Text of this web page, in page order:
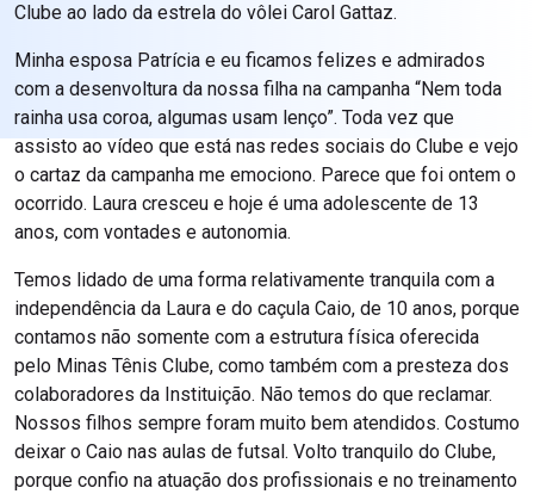
Clube ao lado da estrela do vôlei Carol Gattaz.
Minha esposa Patrícia e eu ficamos felizes e admirados
com a desenvoltura da nossa filha na campanha “Nem toda
rainha usa coroa, algumas usam lenço”. Toda vez que
assisto ao vídeo que está nas redes sociais do Clube e vejo
o cartaz da campanha me emociono. Parece que foi ontem o
ocorrido. Laura cresceu e hoje é uma adolescente de 13
anos, com vontades e autonomia.
Temos lidado de uma forma relativamente tranquila com a
independência da Laura e do caçula Caio, de 10 anos, porque
contamos não somente com a estrutura física oferecida
pelo Minas Tênis Clube, como também com a presteza dos
colaboradores da Instituição. Não temos do que reclamar.
Nossos filhos sempre foram muito bem atendidos. Costumo
deixar o Caio nas aulas de futsal. Volto tranquilo do Clube,
porque confio na atuação dos profissionais e no treinamento